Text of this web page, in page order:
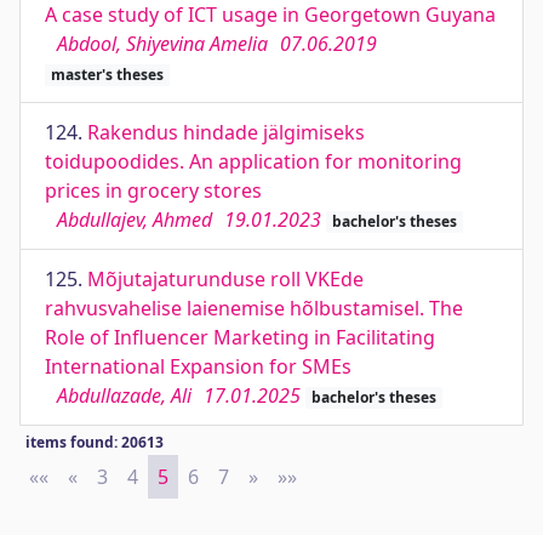
A case study of ICT usage in Georgetown Guyana
Abdool, Shiyevina Amelia 07.06.2019
master's theses
124. Rakendus hindade jälgimiseks
toidupoodides. An application for monitoring
prices in grocery stores
Abdullajev, Ahmed 19.01.2023 bachelor's theses
125. Mõjutajaturunduse roll VKEde
rahvusvahelise laienemise hõlbustamisel. The
Role of Influencer Marketing in Facilitating
International Expansion for SMEs
Abdullazade, Ali 17.01.2025 bachelor's theses
items found: 20613
«« First
« Previous
3 4 5 6 7 » Next
»»